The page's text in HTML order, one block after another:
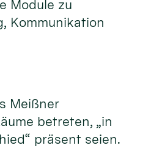
Module zu
Kommunikation
Meißner
betreten, „in
präsent seien.